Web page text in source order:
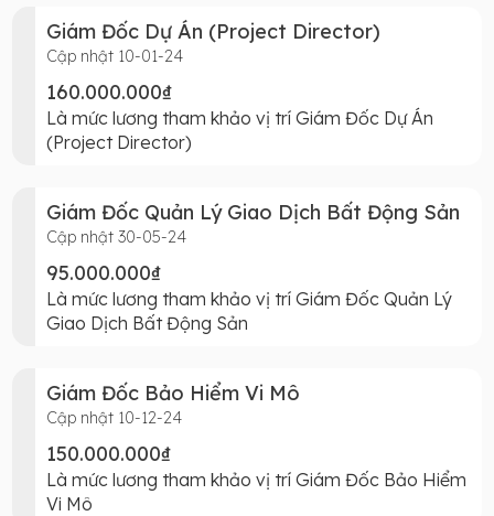
Giám Đốc Dự Án (Project Director)
Cập nhật 10-01-24
160.000.000₫
Là mức lương tham khảo vị trí Giám Đốc Dự Án
(Project Director)
Giám Đốc Quản Lý Giao Dịch Bất Động Sản
Cập nhật 30-05-24
95.000.000₫
Là mức lương tham khảo vị trí Giám Đốc Quản Lý
Giao Dịch Bất Động Sản
Giám Đốc Bảo Hiểm Vi Mô
Cập nhật 10-12-24
150.000.000₫
Là mức lương tham khảo vị trí Giám Đốc Bảo Hiểm
Vi Mô